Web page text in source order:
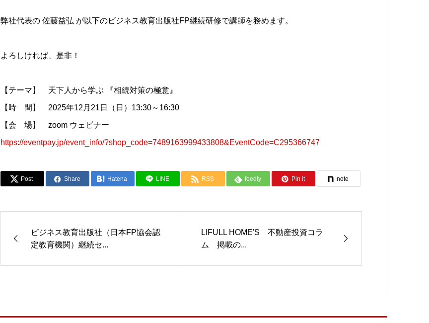
弊社代表の 佐藤益弘 が以下のビジネス教育出版社FP継続研修で講師を務めます。
よろしければ、是非！
【テーマ】 天下人から学ぶ 『相続対策の極意』
【時 間】 2025年12月21日（日）13:30～16:30
【会 場】 zoom ウェビナー
https://eventpay.jp/event_info/?shop_code=7489163999433808&EventCode=C295366747
Post Share Hatena LINE RSS feedly Pin it note
ビジネス教育出版社（日本FP協会認
定教育機関）継続セ...
LIFULL HOME'S 不動産投資コラ
ム 掲載の...